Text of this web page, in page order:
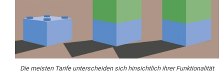
Die meisten Tarife unterscheiden sich hinsichtlich ihrer Funktionalität